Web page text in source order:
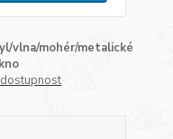
vlna/mohér/metalické